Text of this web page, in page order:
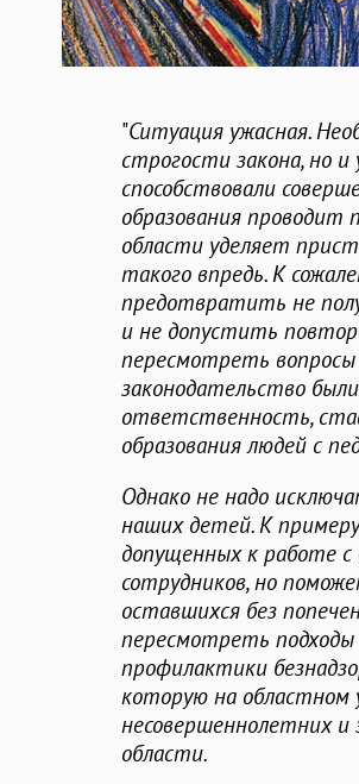
"Ситуация ужасная.
строгости закона, но
способствовали
образования проводит
области уделяет
такого впредь. К
предотвратить не
и не допустить
пересмотреть
законодательство
ответственность,
образования людей с
Однако не надо
наших детей. К
допущенных к работе
сотрудников, но
оставшихся без
пересмотреть
профилактики
которую на областном
несовершеннолетних
области.